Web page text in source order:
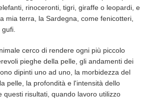
rinoceronti, tigri, giraffe o leopardi, e
mia terra, la Sardegna, come fenicotteri,
gufi.
cerco di rendere ogni più piccolo
pieghe della pelle, gli andamenti dei
dipinti uno ad uno, la morbidezza del
pelle, la profondità e l'intensità dello
questi risultati, quando lavoro utilizzo